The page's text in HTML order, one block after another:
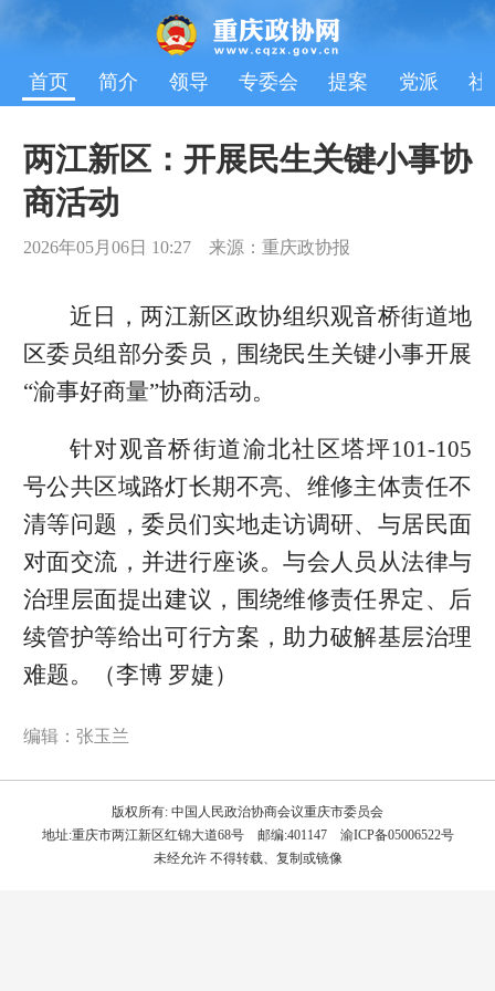
首页 简介 领导 专委会 提案 党派 社
两江新区：开展民生关键小事协
商活动
2026年05月06日 10:27 来源：重庆政协报
近日，两江新区政协组织观音桥街道地
区委员组部分委员，围绕民生关键小事开展
“渝事好商量”协商活动。
针对观音桥街道渝北社区塔坪101-105
号公共区域路灯长期不亮、维修主体责任不
清等问题，委员们实地走访调研、与居民面
对面交流，并进行座谈。与会人员从法律与
治理层面提出建议，围绕维修责任界定、后
续管护等给出可行方案，助力破解基层治理
难题。（李博 罗婕）
编辑：张玉兰
版权所有: 中国人民政治协商会议重庆市委员会
地址:重庆市两江新区红锦大道68号 邮编:401147 渝ICP备05006522号
未经允许 不得转载、复制或镜像